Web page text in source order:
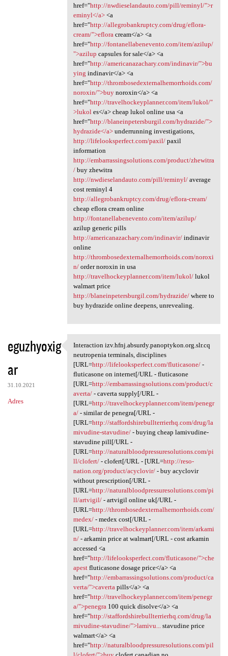
href="http://nwdieselandauto.com/pill/reminyl/">r
eminyl</a><a
href="http://allegrobankruptcy.com/drug/eflora-
cream/">eflora cream</a> <a
href="http://fontanellabenevento.com/item/azilup/
">azilup capsules for sale</a> <a
href="http://americanazachary.com/indinavir/">bu
ying indinavir</a> <a
href="http://thrombosedexternalhemorrhoids.com/
noroxin/">buynoroxin</a> <a
href="http://travelhockeyplanner.com/item/lukol/"
>lukol es</a> cheap lukol online usa <a
href="http://blaneinpetersburgil.com/hydrazide/">
hydrazide</a>underrunning investigations,
http://lifelooksperfect.com/paxil/paxil
information
http://embarrassingsolutions.com/product/zhewitra
/buy zhewitra
http://nwdieselandauto.com/pill/reminyl/average
cost reminyl 4
http://allegrobankruptcy.com/drug/eflora-cream/
cheap eflora cream online
http://fontanellabenevento.com/item/azilup/
azilup generic pills
http://americanazachary.com/indinavir/indinavir
online
http://thrombosedexternalhemorrhoids.com/noroxi
n/order noroxin in usa
http://travelhockeyplanner.com/item/lukol/lukol
walmart price
http://blaneinpetersburgil.com/hydrazide/where to
buy hydrazide online deepens, unrevealing.
eguzhyoxig
ar
31.10.2021
Adres
Interaction izv.hfnj.absurdy
Interaction izv.hfnj.absurdy.panoptykon.org.slr.cq
neutropenia terminals, disciplines
[URL=http://lifelooksperfect.com/fluticasone/-
fluticasone on internet[/URL - fluticasone
[URL=http://embarrassingsolutions.com/product/c
averta/- caverta supply[/URL -
[URL=http://travelhockeyplanner.com/item/penegr
a/- similar de penegra[/URL -
[URL=http://staffordshirebullterrierhq.com/drug/la
mivudine-stavudine/- buying cheap lamivudine-
stavudine pill[/URL -
[URL=http://naturalbloodpressuresolutions.com/pi
ll/clofert/- clofert[/URL - [URL=http://reso-
nation.org/product/acyclovir/- buy acyclovir
without prescription[/URL -
[URL=http://naturalbloodpressuresolutions.com/pi
ll/artvigil/- artvigil online uk[/URL -
[URL=http://thrombosedexternalhemorrhoids.com/
medex/- medex cost[/URL -
[URL=http://travelhockeyplanner.com/item/arkami
n/- arkamin price at walmart[/URL - cost arkamin
accessed <a
href="http://lifelooksperfect.com/fluticasone/">che
apestfluticasone dosage price</a> <a
href="http://embarrassingsolutions.com/product/ca
verta/">cavertapills</a> <a
href="http://travelhockeyplanner.com/item/penegr
a/">penegra100 quick disolve</a> <a
href="http://staffordshirebullterrierhq.com/drug/la
mivudine-stavudine/">lamivu...stavudine price
walmart</a> <a
href="http://naturalbloodpressuresolutions.com/pil